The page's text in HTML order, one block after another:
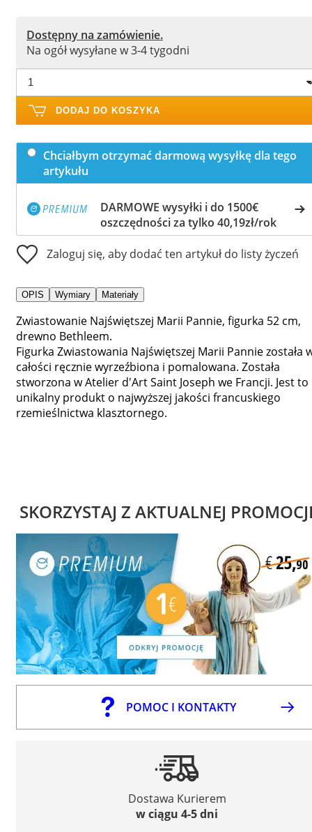
Dostępny na zamówienie.
Na ogół wysyłane w 3-4 tygodni
DODAJ DO KOSZYKA
Chciałbym otrzymać darmową wysyłkę dla tego
artykułu
DARMOWE wysyłki i do 1500€
oszczędności za tylko 40,19zł/rok
Zaloguj się, aby dodać ten artykuł do listy życzeń
OPIS Wymiary Materiały
Zwiastowanie Najświętszej Marii Pannie, figurka 52 cm,
drewno Bethleem.
Figurka Zwiastowania Najświętszej Marii Pannie została
całości ręcznie wyrzeźbiona i pomalowana. Została
stworzona w Atelier d'Art Saint Joseph we Francji. Jest to
unikalny produkt o najwyższej jakości francuskiego
rzemieślnictwa klasztornego.
SKORZYSTAJ Z AKTUALNEJ
POMOC I KONTAKTY
Dostawa Kurierem
w ciągu 4-5 dni